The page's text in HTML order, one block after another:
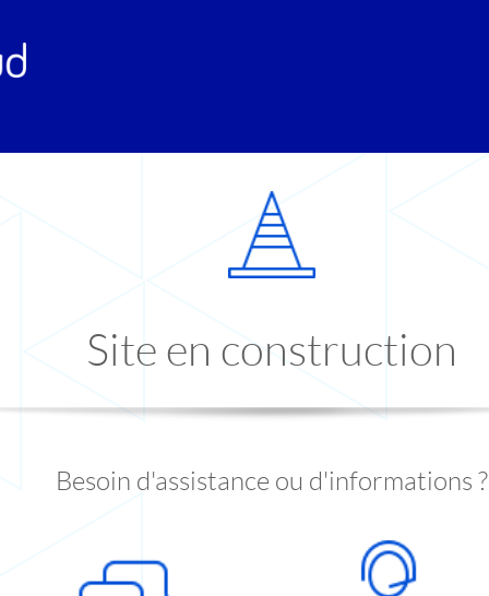
Site en construction
Besoin d'assistance ou d'informations ?